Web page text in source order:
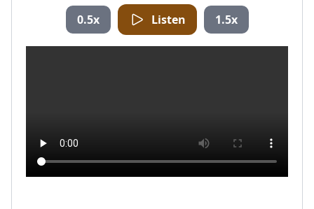
0.5x Listen 1.5x